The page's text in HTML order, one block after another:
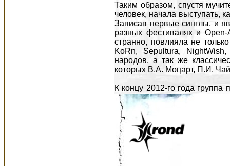
Таким образом, спустя
человек, начала выступать,
Записав первые синглы, и
разных фестивалях и
странно, повлияла не
KoRn, Sepultura,
народов, а так же
которых В.А. Моцарт, П.И.
К концу 2012-го года группа
записи дебютного
начались первые
вокалистка, а затем
с уходом барабанщика
сильно переживали. Тогда
парни, давайте я сяду за
событии отзывается